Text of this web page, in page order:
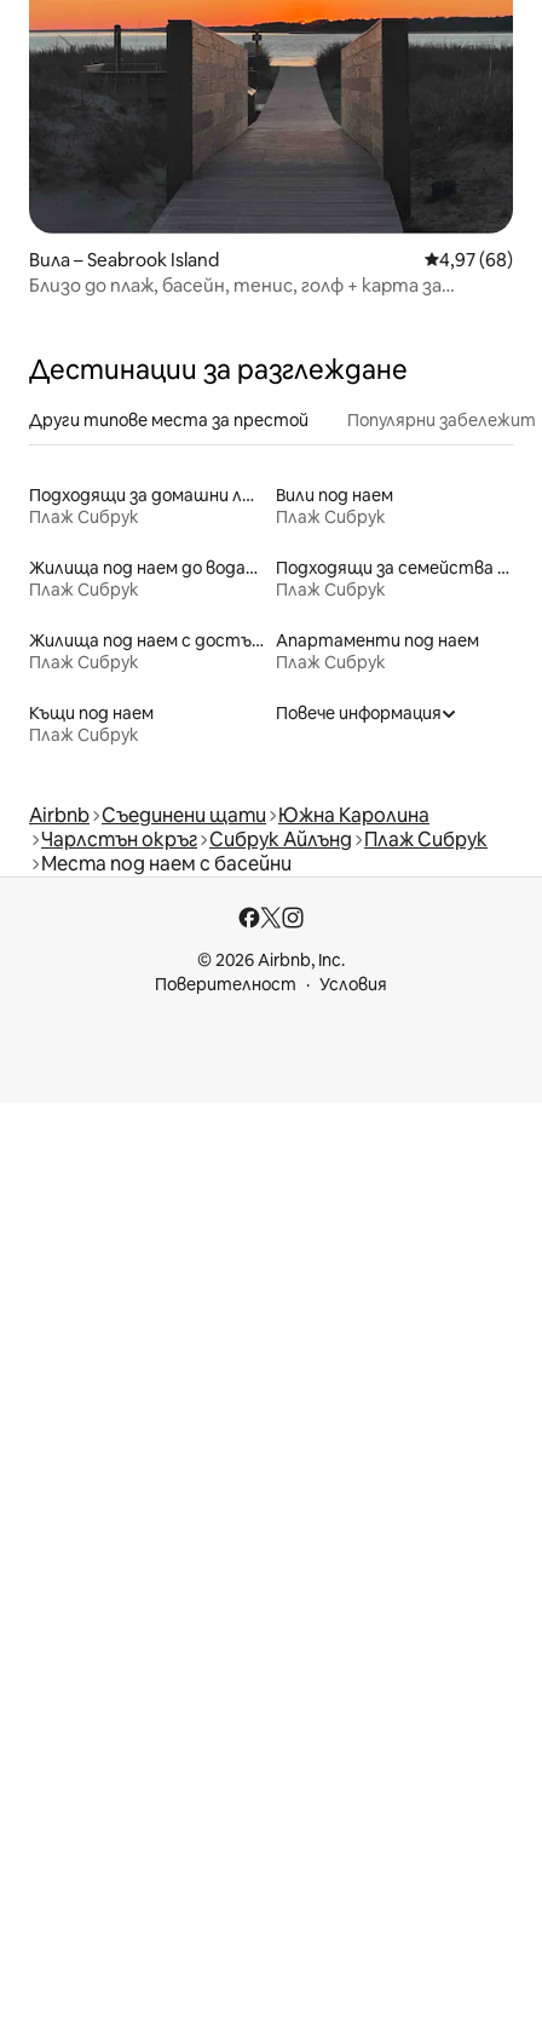
Вила – Seabrook Island Средна
4,97 (68)
Близо до плаж, басейн, тенис, голф + карта за
Дестинации за разглеждане
Други типове места за престой Популярни
Подходящи за домашни любимци места под наем
Плаж Сибрук
Вили под наем
Плаж Сибрук
Жилища под наем до водата
Плаж Сибрук
Подходящи за семейства места под наем
Плаж Сибрук
Жилища под наем с достъп до плажа
Плаж Сибрук
Апартаменти под наем
Плаж Сибрук
Къщи под наем
Плаж Сибрук
Повече информация
Airbnb Съединени щати Южна Каролина
Чарлстън окръг Сибрук Айлънд Плаж Сибрук
Места под наем с басейни
© 2026 Airbnb, Inc.
Поверителност
Условия